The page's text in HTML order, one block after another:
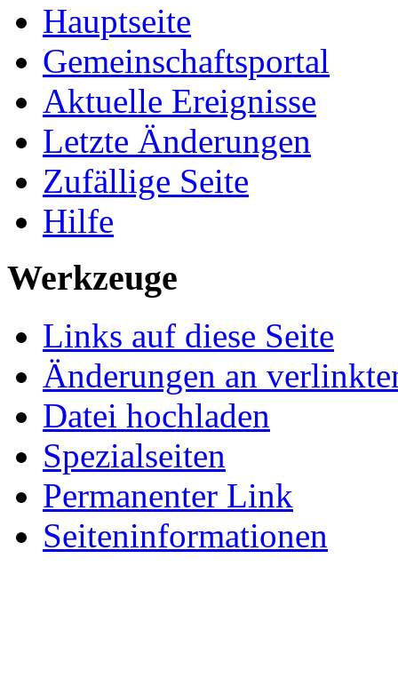
Hauptseite
Gemeinschaftsportal
Aktuelle Ereignisse
Letzte Änderungen
Zufällige Seite
Hilfe
Werkzeuge
Links auf diese Seite
Änderungen an
Datei hochladen
Spezialseiten
Permanenter Link
Seiteninformationen